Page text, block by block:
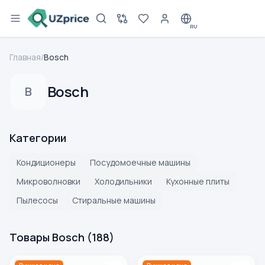
RU
Главная/Bosch
B Bosch
Категории
Кондиционеры
Посудомоечные машины
Микроволновки
Холодильники
Кухонные плиты
Пылесосы
Стиральные машины
Товары Bosch (188)
Пылесос Bosch BGS7RCL, синийПылесос Bosch BGS412000